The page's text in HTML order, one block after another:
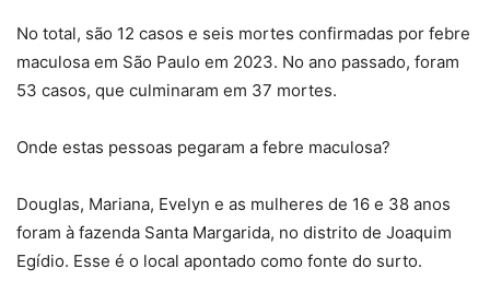
No total, são 12 casos e seis mortes confirmadas por febre
maculosa em São Paulo em 2023. No ano passado, foram
53 casos, que culminaram em 37 mortes.
Onde estas pessoas pegaram a febre maculosa?
Douglas, Mariana, Evelyn e as mulheres de 16 e 38 anos
foram à fazenda Santa Margarida, no distrito de Joaquim
Egídio. Esse é o local apontado como fonte do surto.